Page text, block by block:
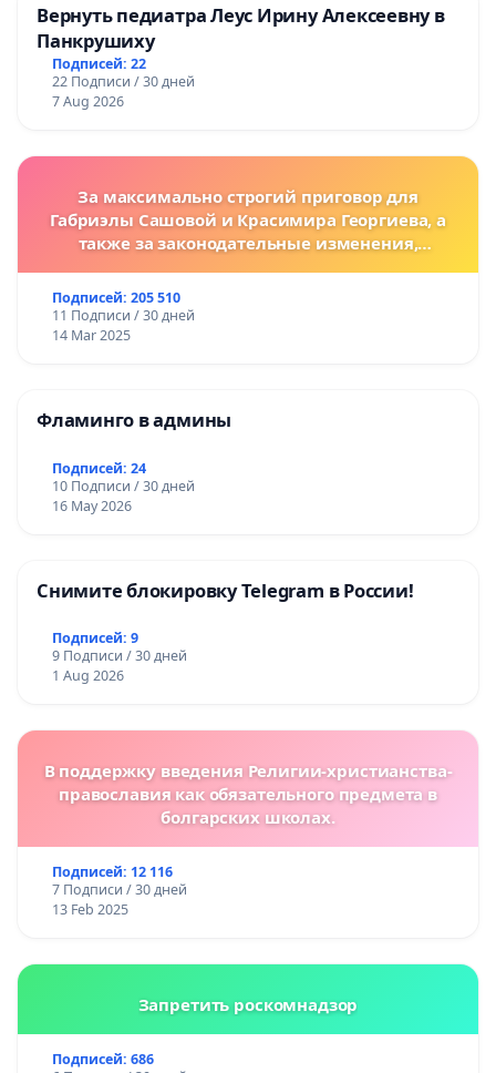
Вернуть педиатра Леус Ирину Алексеевну в
Панкрушиху
Подписей: 22
22 Подписи / 30 дней
7 Aug 2026
За максимально строгий приговор для
Габриэлы Сашовой и Красимира Георгиева, а
также за законодательные изменения,
за преступления против животных!
Подписей: 205 510
11 Подписи / 30 дней
14 Mar 2025
Фламинго в админы
Подписей: 24
10 Подписи / 30 дней
16 May 2026
Снимите блокировку Telegram в России!
Подписей: 9
9 Подписи / 30 дней
1 Aug 2026
В поддержку введения Религии-христианства-
православия как обязательного предмета в
болгарских школах.
Подписей: 12 116
7 Подписи / 30 дней
13 Feb 2025
Запретить роскомнадзор
Подписей: 686